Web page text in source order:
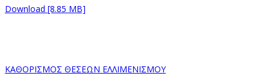
Download [8.85 MB]
ΚΑΘΟΡΙΣΜΟΣ ΘΕΣΕΩΝ ΕΛΛΙΜΕΝΙΣΜΟΥ